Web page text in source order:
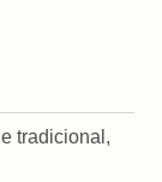
tradicional,